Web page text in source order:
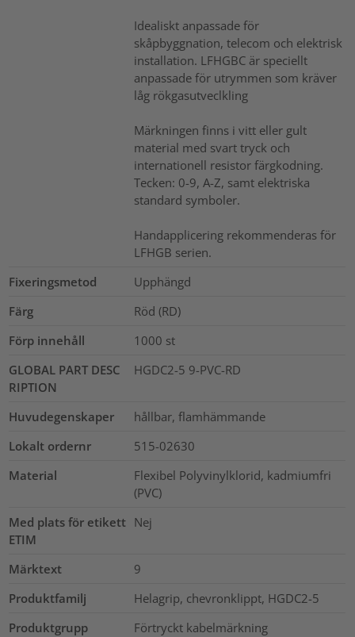
Idealiskt anpassade för
skåpbyggnation, telecom och elektrisk
installation. LFHGBC är speciellt
anpassade för utrymmen som kräver
låg rökgasutveclkling
Märkningen finns i vitt eller gult
material med svart tryck och
internationell resistor färgkodning.
Tecken: 0-9, A-Z, samt elektriska
standard symboler.
Handapplicering rekommenderas för
LFHGB serien.
Fixeringsmetod
Upphängd
Färg
Röd (RD)
Förp innehåll
1000 st
GLOBAL PART DESC
RIPTION
HGDC2-5 9-PVC-RD
Huvudegenskaper
hållbar, flamhämmande
Lokalt ordernr
515-02630
Material
Flexibel Polyvinylklorid, kadmiumfri
(PVC)
Med plats för etikett
ETIM
Nej
Märktext
9
Produktfamilj
Helagrip, chevronklippt, HGDC2-5
Produktgrupp
Förtryckt kabelmärkning